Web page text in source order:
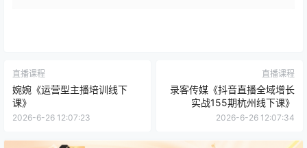
直播课程
婉婉《运营型主播培训线下
课》
2026-6-26 12:07:23
直播课程
录客传媒《抖音直播全域增长
实战155期杭州线下课》
2026-6-26 12:07:34